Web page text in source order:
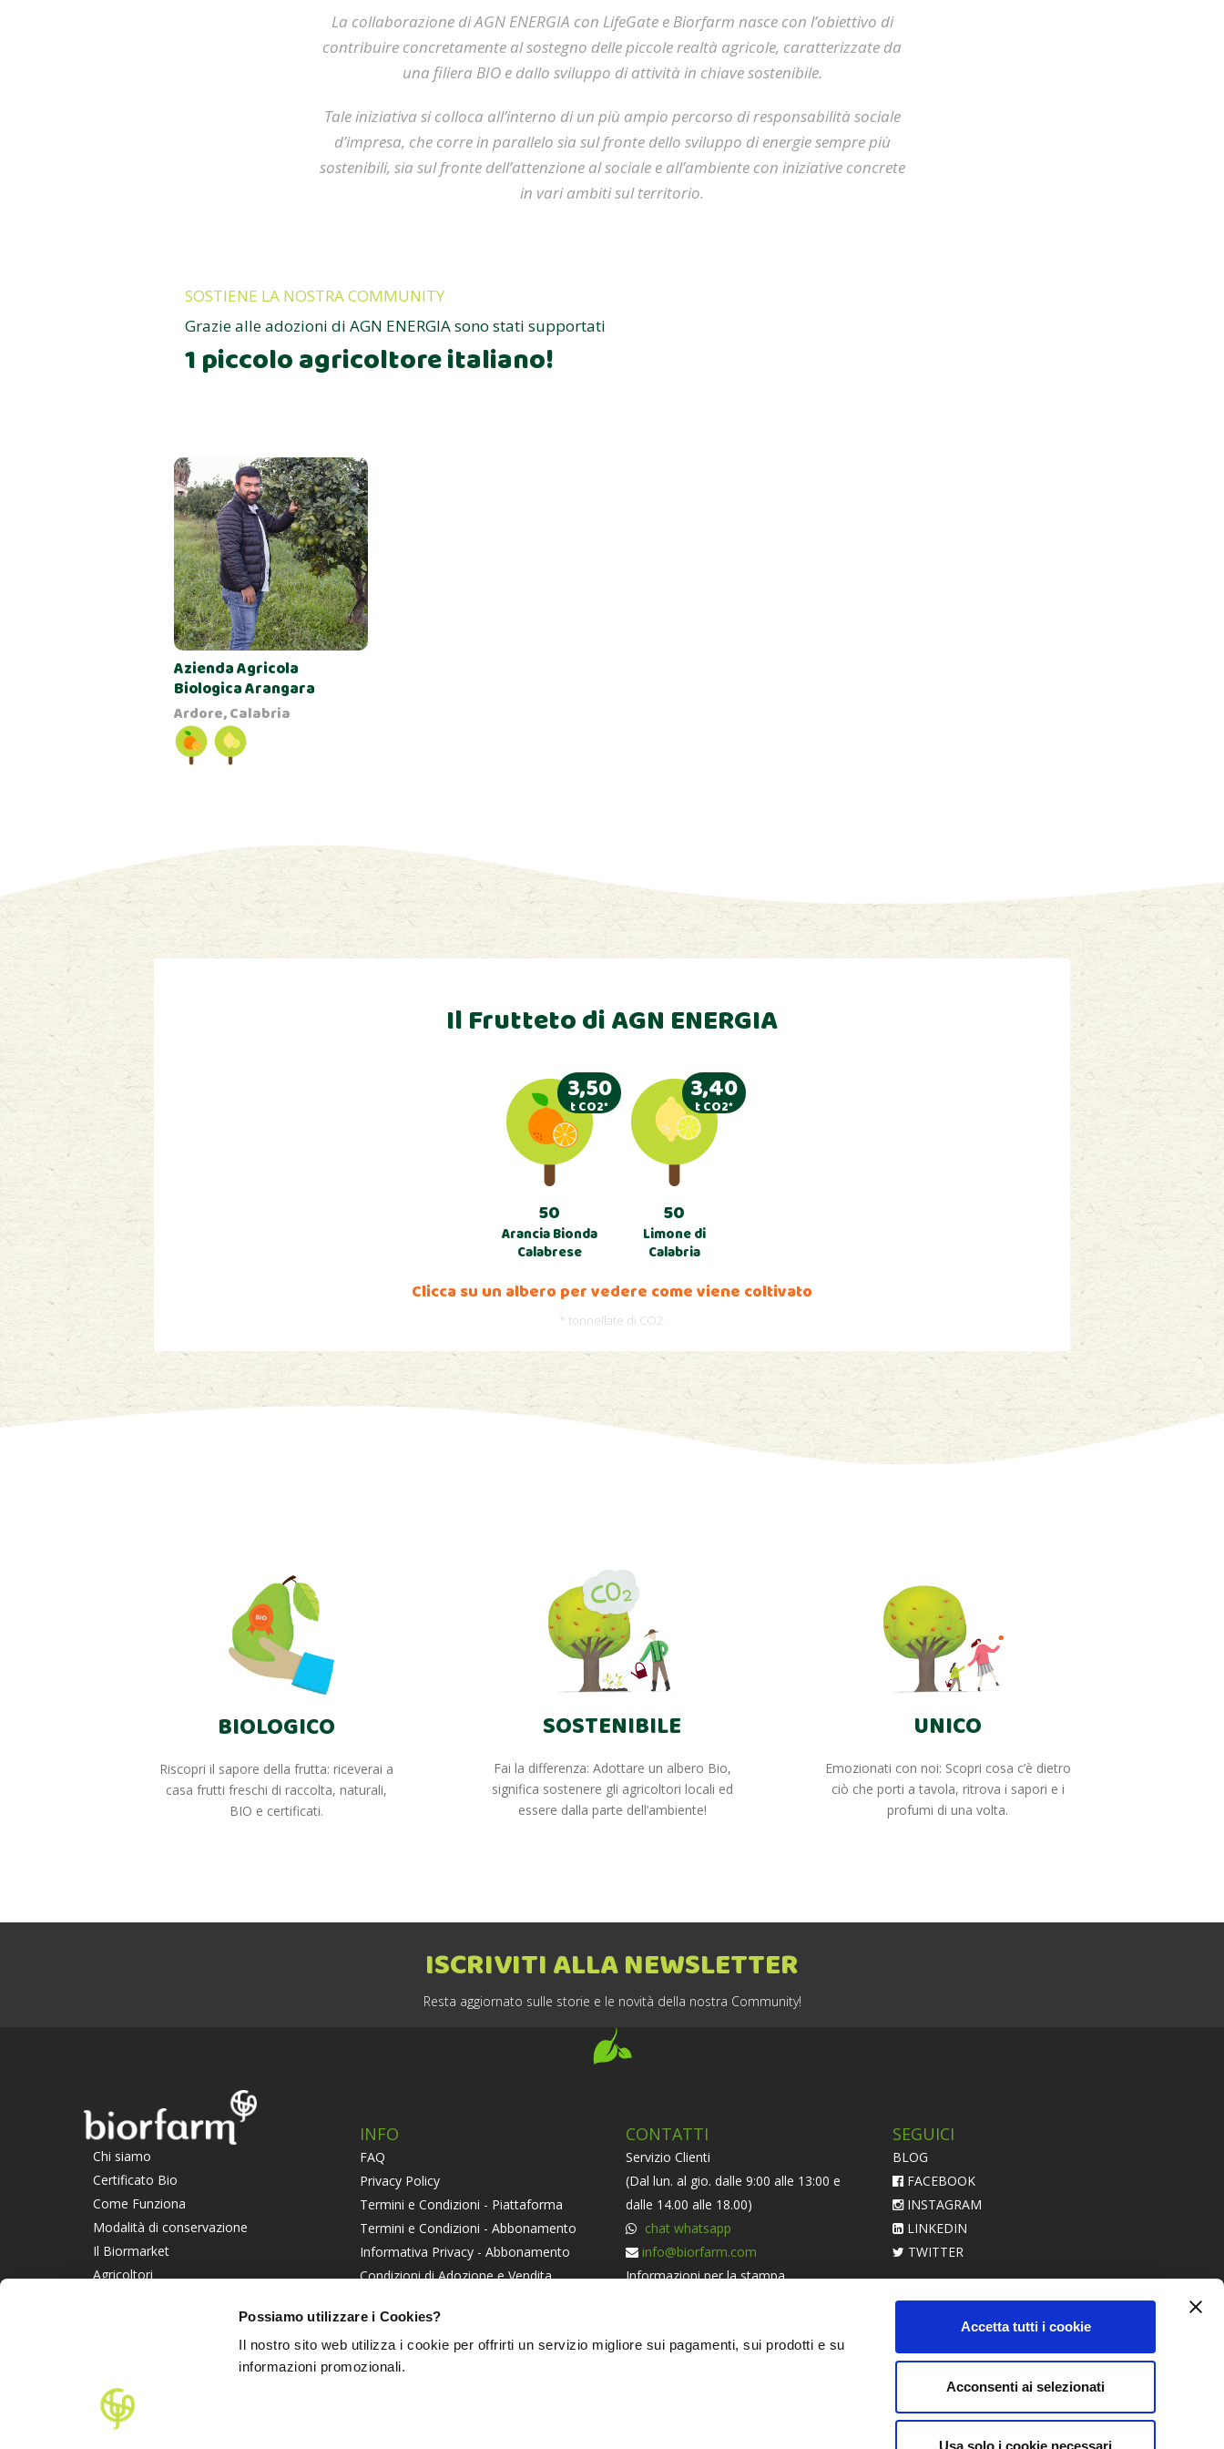
Possiamo utilizzare i Cookies?
Il nostro sito web utilizza i cookie per offrirti un servizio migliore sui pagamenti, sui prodotti e su
informazioni promozionali.
Accetta tutti i cookie
Acconsenti ai selezionati
Usa solo i cookie necessari
La collaborazione di AGN ENERGIA con LifeGate e Biorfarm nasce con l’obiettivo di
contribuire concretamente al sostegno delle piccole realtà agricole, caratterizzate da
una filiera BIO e dallo sviluppo di attività in chiave sostenibile.
Tale iniziativa si colloca all’interno di un più ampio percorso di responsabilità sociale
d’impresa, che corre in parallelo sia sul fronte dello sviluppo di energie sempre più
sostenibili, sia sul fronte dell’attenzione al sociale e all’ambiente con iniziative concrete
in vari ambiti sul territorio.
SOSTIENE LA NOSTRA COMMUNITY
Grazie alle adozioni di AGN ENERGIA sono stati supportati
1 piccolo agricoltore italiano!
Azienda Agricola
Biologica Arangara
Ardore, Calabria
Il Frutteto di AGN ENERGIA
3,50
t CO2*
50
Arancia Bionda
Calabrese
3,40
t CO2*
50
Limone di
Calabria
Clicca su un albero per vedere come viene coltivato
* tonnellate di CO2.
BIOLOGICO
Riscopri il sapore della frutta: riceverai a
casa frutti freschi di raccolta, naturali,
BIO e certificati.
SOSTENIBILE
Fai la differenza: Adottare un albero Bio,
significa sostenere gli agricoltori locali ed
essere dalla parte dell’ambiente!
UNICO
Emozionati con noi: Scopri cosa c’è dietro
ciò che porti a tavola, ritrova i sapori e i
profumi di una volta.
ISCRIVITI ALLA NEWSLETTER
Resta aggiornato sulle storie e le novità della nostra Community!
Chi siamo
Certificato Bio
Come Funziona
Modalità di conservazione
Il Biormarket
Agricoltori
INFO
FAQ
Privacy Policy
Termini e Condizioni - Piattaforma
Termini e Condizioni - Abbonamento
Informativa Privacy - Abbonamento
Condizioni di Adozione e Vendita
Informativa Societaria
PARTNERS
CONTATTI
Servizio Clienti
(Dal lun. al gio. dalle 9:00 alle 13:00 e
dalle 14.00 alle 18.00)
chat whatsapp
info@biorfarm.com
Informazioni per la stampa
essere dei nostriclicca qui.
SEGUICI
BLOG
FACEBOOK
INSTAGRAM
LINKEDIN
TWITTER